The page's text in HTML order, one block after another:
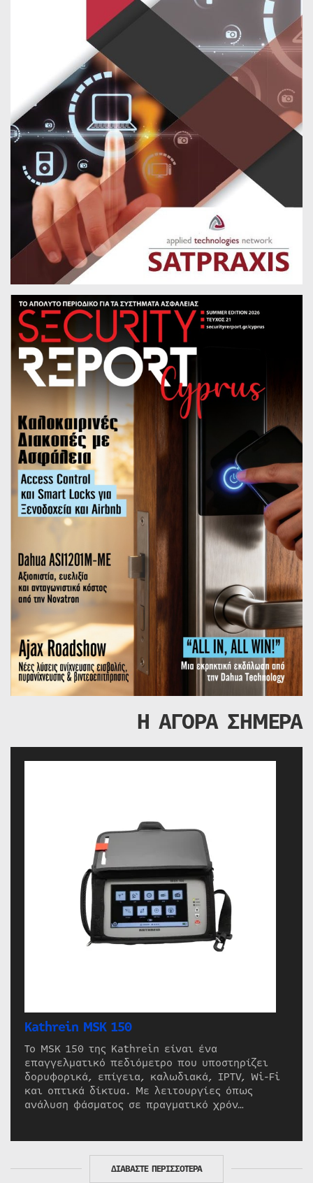
Η ΑΓΟΡΑ ΣΗΜΕΡΑ
Kathrein MSK 150
Το MSK 150 της Kathrein είναι ένα
επαγγελματικό πεδιόμετρο που υποστηρίζει
δορυφορικά, επίγεια, καλωδιακά, IPTV, Wi-Fi
και οπτικά δίκτυα. Με λειτουργίες όπως
ανάλυση φάσματος σε πραγματικό χρόν…
ΔΙΑΒΑΣΤΕ ΠΕΡΙΣΣΟΤΕΡΑ